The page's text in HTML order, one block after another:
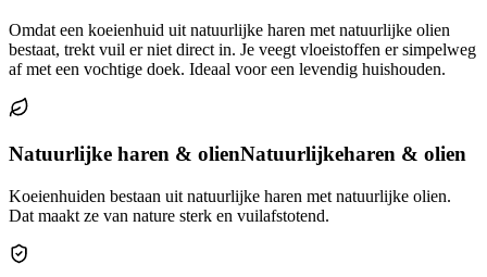
Omdat een koeienhuid uit natuurlijke haren met natuurlijke olien
bestaat, trekt vuil er niet direct in. Je veegt vloeistoffen er simpelweg
af met een vochtige doek. Ideaal voor een levendig huishouden.
Natuurlijke haren & olienNatuurlijkeharen & olien
Koeienhuiden bestaan uit natuurlijke haren met natuurlijke olien.
Dat maakt ze van nature sterk en vuilafstotend.